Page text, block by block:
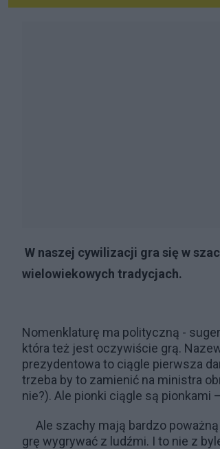
W naszej cywilizacji gra się w
wielowiekowych tradycjach.
Nomenklaturę ma polityczną -
która też jest oczywiście grą.
prezydentowa to ciągle pierwsza
trzeba by to zamienić na ministra
nie?). Ale pionki ciągle są pionkami
Ale szachy mają bardzo
grę wygrywać z ludźmi. I to nie z